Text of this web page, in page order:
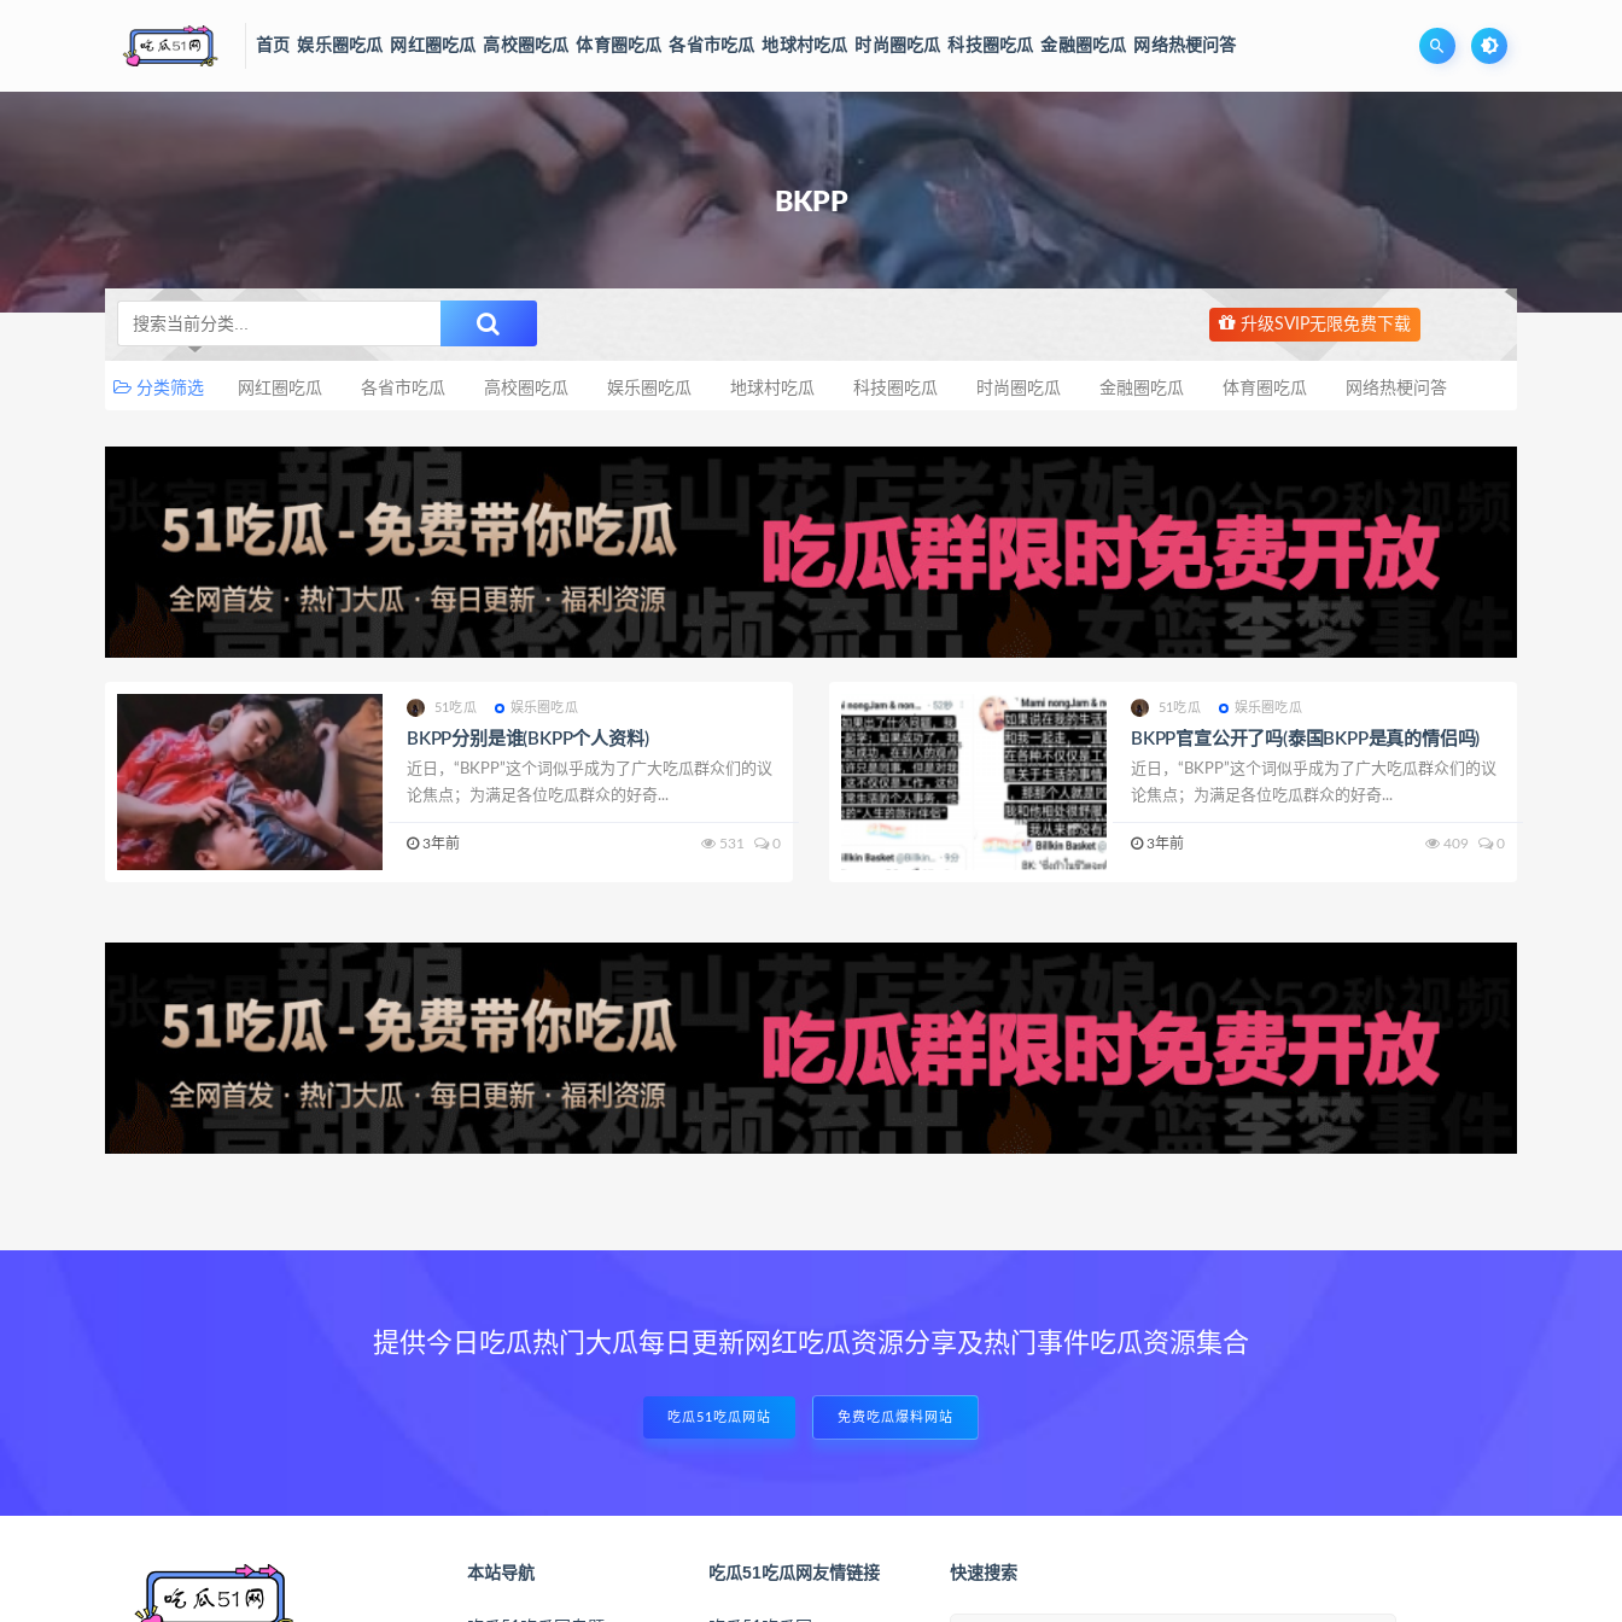
首页 娱乐圈吃瓜 网红圈吃瓜 高校圈吃瓜 体育圈吃瓜 各省市吃瓜 地球村吃瓜 时尚圈吃瓜 科技圈吃瓜 金融圈吃瓜 网络热梗问答
BKPP
升级SVIP无限免费下载
分类筛选 网红圈吃瓜 各省市吃瓜 高校圈吃瓜 娱乐圈吃瓜 地球村吃瓜 科技圈吃瓜 时尚圈吃瓜 金融圈吃瓜 体育圈吃瓜 网络热梗问答
51吃瓜 娱乐圈吃瓜
BKPP分别是谁(BKPP个人资料)
近日，“BKPP”这个词似乎成为了广大吃瓜群众们的议
论焦点；为满足各位吃瓜群众的好奇...
3年前 531 0
51吃瓜 娱乐圈吃瓜
BKPP官宣公开了吗(泰国BKPP是真的情侣吗)
近日，“BKPP”这个词似乎成为了广大吃瓜群众们的议
论焦点；为满足各位吃瓜群众的好奇...
3年前 409 0
提供今日吃瓜热门大瓜每日更新网红吃瓜资源分享及热门事件吃瓜资源集合
吃瓜51吃瓜网站 免费吃瓜爆料网站
本站导航 吃瓜51吃瓜网友情链接 快速搜索